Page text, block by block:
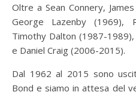
Oltre a Sean Connery,
George Lazenby (1969),
Timothy Dalton (1987-
e Daniel Craig (2006-2015).
Dal 1962 al 2015 sono
Bond e siamo in attesa del